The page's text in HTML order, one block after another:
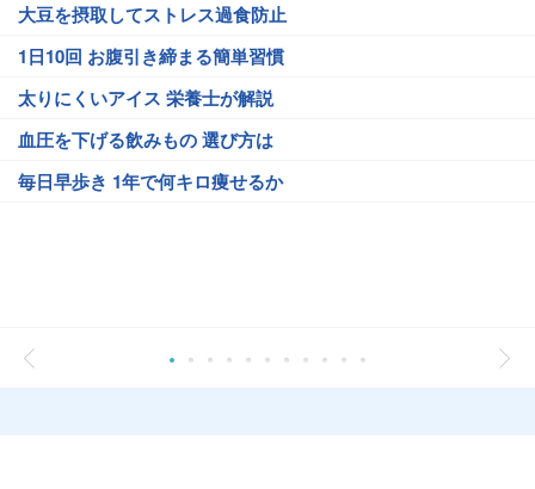
大豆を摂取してストレス過食防止
1日10回 お腹引き締まる簡単習慣
太りにくいアイス 栄養士が解説
血圧を下げる飲みもの 選び方は
毎日早歩き 1年で何キロ痩せるか